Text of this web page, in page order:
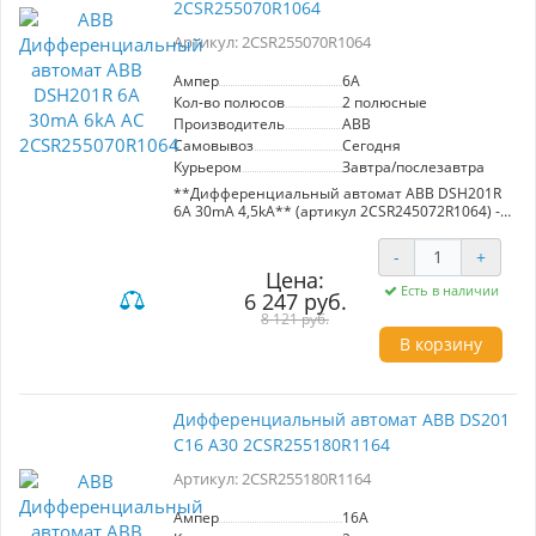
коммерческих электросетей.
2CSR255070R1064
Артикул: 2CSR255070R1064
Ампер
6A
Кол-во полюсов
2 полюсные
Производитель
ABB
Самовывоз
Сегодня
Курьером
Завтра/послезавтра
**Дифференциальный автомат ABB DSH201R
6A 30mA 4,5kA** (артикул 2CSR245072R1064) -
сочетающее функции автоматического
**Основные характеристики:**
- Номинальный ток: 6A
- Максимальный ток отключения: 4,5kA
**Преимущества:**
- Компактность: экономия места в щитке.
- Защита от перенапряжений, короткого
- Унифицированный дизайн и износостойкая
маркировка.
- Специальная маркировка для России,
Цена:
6 247 руб.
8 121 руб.
- +
Есть в наличии
В корзину
Дифференциальный автомат ABB DS201
C16 A30 2CSR255180R1164
Артикул: 2CSR255180R1164
Ампер
16A